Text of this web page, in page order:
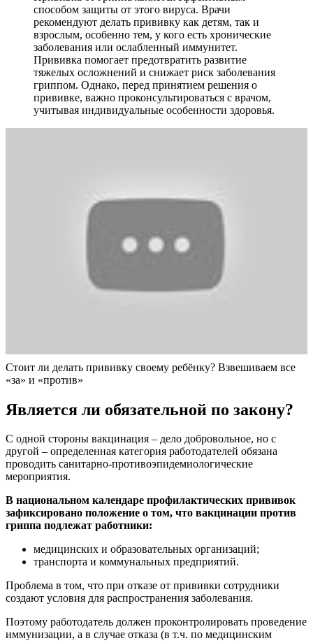
способом защиты от этого вируса. Врачи
рекомендуют делать прививку как детям, так и
взрослым, особенно тем, у кого есть хронические
заболевания или ослабленный иммунитет.
Прививка помогает предотвратить развитие
тяжелых осложнений и снижает риск заболевания
гриппом. Однако, перед принятием решения о
прививке, важно проконсультироваться с врачом,
учитывая индивидуальные особенности здоровья.
Стоит ли делать прививку своему ребёнку? Взвешиваем все
«за» и «против»
Является ли обязательной по закону?
С одной стороны вакцинация – дело добровольное, но с
другой – определенная категория работодателей обязана
проводить санитарно-противоэпидемиологические
мероприятия.
В национальном календаре профилактических прививок
зафиксировано положение о том, что вакцинации против
гриппа подлежат работники:
медицинских и образовательных организаций;
транспорта и коммунальных предприятий.
Проблема в том, что при отказе от прививки сотрудники
создают условия для распространения заболевания.
Поэтому работодатель должен проконтролировать проведение
иммунизации, а в случае отказа (в т.ч. по медицинским